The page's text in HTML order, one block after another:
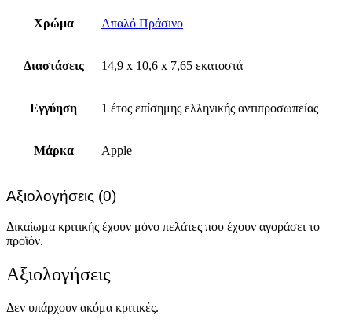
Χρώμα Απαλό Πράσινο
Διαστάσεις 14,9 x 10,6 x 7,65 εκατοστά
Εγγύηση 1 έτος επίσημης ελληνικής αντιπροσωπείας
Μάρκα Apple
Αξιολογήσεις (0)
Δικαίωμα κριτικής έχουν μόνο πελάτες που έχουν αγοράσει το
προϊόν.
Αξιολογήσεις
Δεν υπάρχουν ακόμα κριτικές.